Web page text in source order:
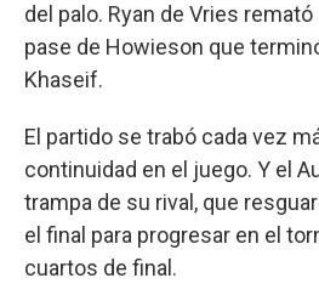
del palo. Ryan de Vries
pase de Howieson que
Khaseif.
El partido se trabó cada vez
continuidad en el juego. Y el
trampa de su rival, que
el final para progresar en el
cuartos de final.